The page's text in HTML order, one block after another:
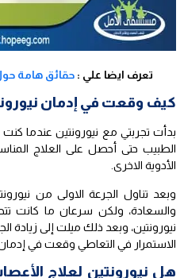
تعرف ايضا علي :حقائق هامة حول
كيف وقعت في إدمان
بدأت تجربتي مع نيورونتين عندما
الطبيب حتى أحصل على العلاج
الأدوية الاخرى.
وبعد تناول الجرعة الاولى من
والسعادة، ولكن سرعان ما كانت
نيورونتين، وبعد ذلك ميلت إلى زيادة
الاستمرار في التعاطي وقعت في إدمان
هل نيورونتين لعلاج